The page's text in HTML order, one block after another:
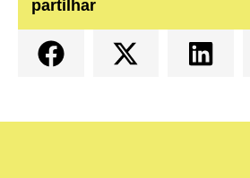
partilhar